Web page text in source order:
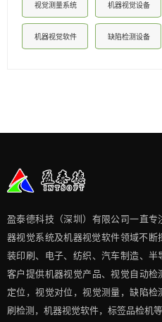
视觉测量系统 机器视觉设备
机器视觉软件 缺陷检测设备
盈泰德科技（深圳）有限公司一直
器视觉系统及机器视觉软件领域不
装印刷、电子、纺织、汽车制造、
客户提供机器视觉产品、视觉自动
定位，视觉对位，视觉测量，缺陷
刷检测，机器视觉软件，标签品检机